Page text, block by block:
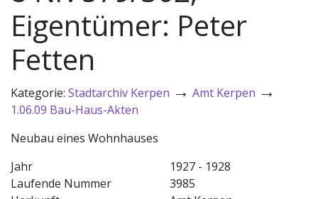
Eigentümer: Peter
Fetten
Kategorie: Stadtarchiv Kerpen → Amt Kerpen →
1.06.09 Bau-Haus-Akten
Neubau eines Wohnhauses
Jahr
1927 - 1928
Laufende Nummer
3985